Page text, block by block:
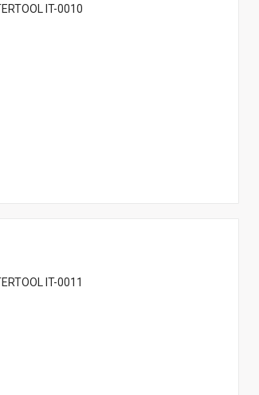
IT-0010
IT-0011